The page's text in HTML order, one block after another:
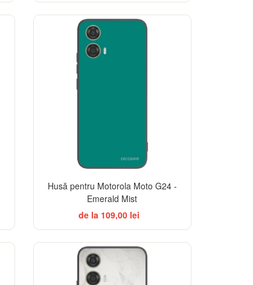
Husă pentru Motorola Moto G24 -
Emerald Mist
de la 109,00 lei